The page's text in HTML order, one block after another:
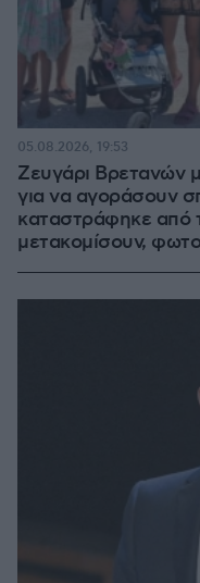
Ζευγάρι Βρετανών
για να αγοράσουν
καταστράφηκε από
μετακομίσουν,
05.08.2026, 19:53